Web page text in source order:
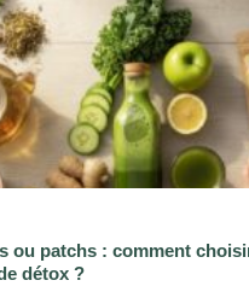
ou patchs : comment
détox ?